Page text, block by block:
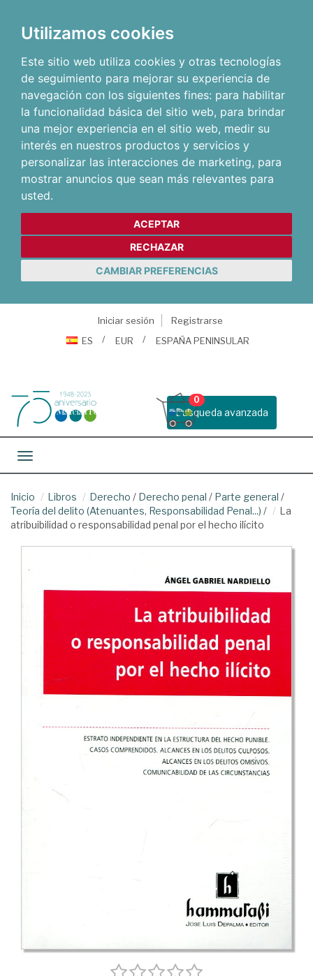
Utilizamos cookies
Este sitio web utiliza cookies y otras tecnologías
de seguimiento para mejorar su experiencia de
navegación con los siguientes fines: para habilitar
la funcionalidad básica del sitio web, para brindar
una mejor experiencia en el sitio web, medir su
interés en nuestros productos y servicios y
personalizar las interacciones de marketing, para
mostrar anuncios que sean más relevantes para
usted.
ACEPTAR
RECHAZAR
CAMBIAR PREFERENCIAS
Iniciar sesión
Registrarse
ES
EUR ESPAÑA PENINSULAR
Busqueda avanzada
0
Toggle navigation
Inicio Libros Derecho / Derecho penal / Parte general /
Teoría del delito (Atenuantes, Responsabilidad Penal...) /
La
atribuibilidad o responsabilidad penal por el hecho ilícito